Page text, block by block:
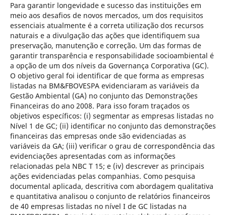
Para garantir longevidade e sucesso das instituições em
meio aos desafios de novos mercados, um dos requisitos
essenciais atualmente é a correta utilização dos recursos
naturais e a divulgação das ações que identifiquem sua
preservação, manutenção e correção. Um das formas de
garantir transparência e responsabilidade socioambiental é
a opção de um dos níveis da Governança Corporativa (GC).
O objetivo geral foi identificar de que forma as empresas
listadas na BM&FBOVESPA evidenciaram as variáveis da
Gestão Ambiental (GA) no conjunto das Demonstrações
Financeiras do ano 2008. Para isso foram traçados os
objetivos específicos: (i) segmentar as empresas listadas no
Nível 1 de GC; (ii) identificar no conjunto das demonstrações
financeiras das empresas onde são evidenciadas as
variáveis da GA; (iii) verificar o grau de correspondência das
evidenciações apresentadas com as informações
relacionadas pela NBC T 15; e (iv) descrever as principais
ações evidenciadas pelas companhias. Como pesquisa
documental aplicada, descritiva com abordagem qualitativa
e quantitativa analisou o conjunto de relatórios financeiros
de 40 empresas listadas no nível I de GC listadas na